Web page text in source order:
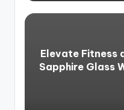
Elevate Fitness
Sapphire Glass